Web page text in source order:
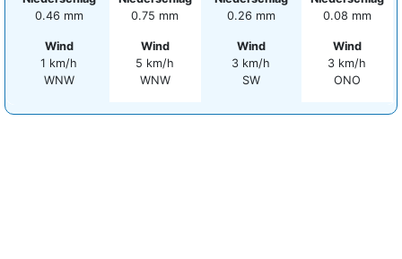
0.46 mm
Wind
1 km/h
WNW
0.75 mm
Wind
5 km/h
WNW
0.26 mm
Wind
3 km/h
SW
0.08 mm
Wind
3 km/h
ONO